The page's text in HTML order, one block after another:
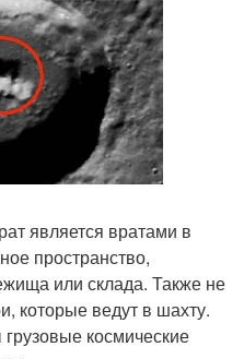
является вратами в
пространство,
или склада. Также не
которые ведут в шахту.
космические